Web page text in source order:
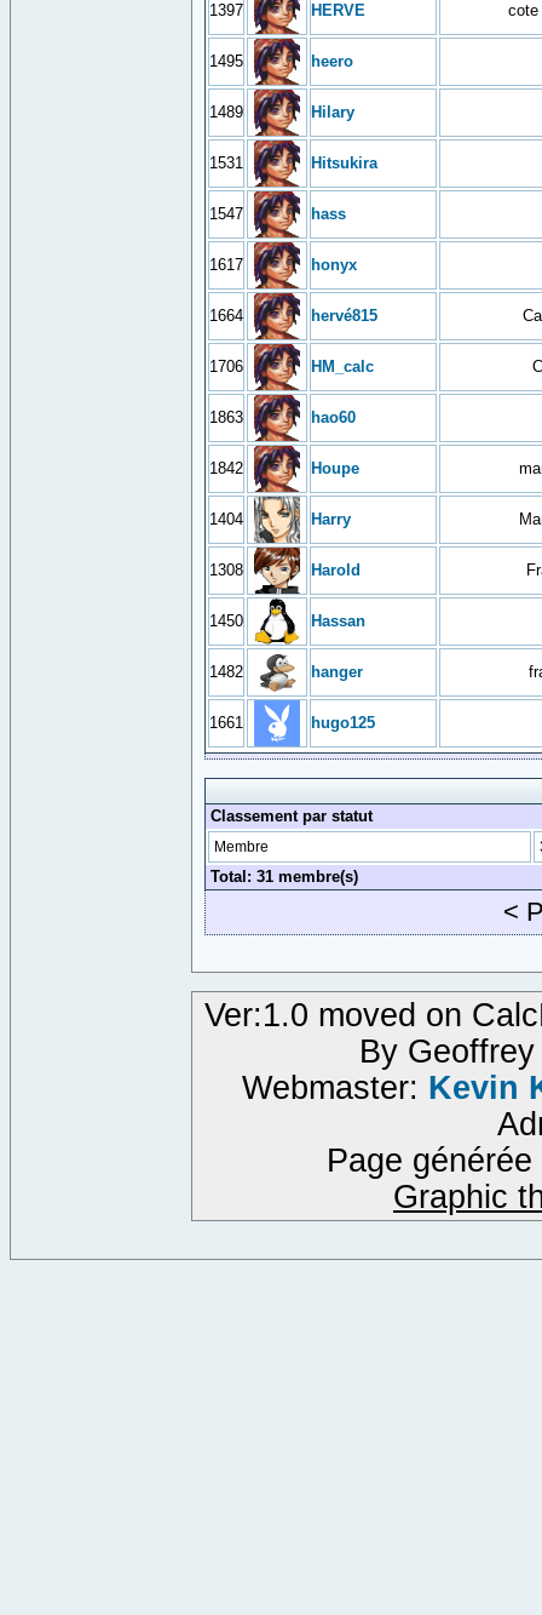
1397 HERVE cote
1495 heero
1489 Hilary
1531 Hitsukira
1547 hass
1617 honyx
1664 hervé815
1706 HM_calc
1863 hao60
1842 Houpe
1404 Harry
1308 Harold
1450 Hassan
1482 hanger
1661 hugo125
Classement par statut
Membre
Total: 31 membre(s)
<
Ver:1.0 moved on
By
Webmaster: Kevin
Page
Graphic